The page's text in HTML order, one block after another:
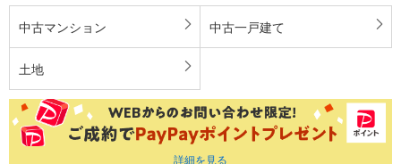
中古マンション 中古一戸建て
土地
詳細を見る